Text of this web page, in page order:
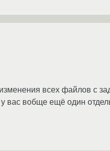
всех файлов с
вас вобще ещё один